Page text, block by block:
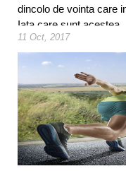
dincolo de vointa care
Iata care sunt acestea.
11 Oct, 2017